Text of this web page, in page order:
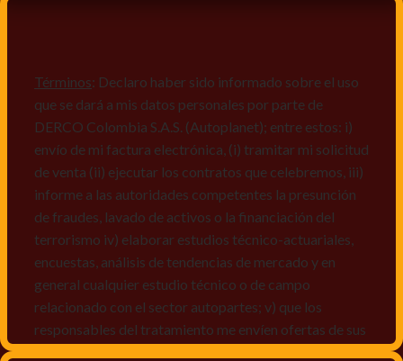
Términos: Declaro haber sido informado sobre el uso
que se dará a mis datos personales por parte de
DERCO Colombia S.A.S. (Autoplanet); entre estos: i)
envío de mi factura electrónica, (i) tramitar mi solicitud
de venta (ii) ejecutar los contratos que celebremos, iii)
informe a las autoridades competentes la presunción
de fraudes, lavado de activos o la financiación del
terrorismo iv) elaborar estudios técnico-actuariales,
encuestas, análisis de tendencias de mercado y en
general cualquier estudio técnico o de campo
relacionado con el sector autopartes; v) que los
responsables del tratamiento me envíen ofertas de sus